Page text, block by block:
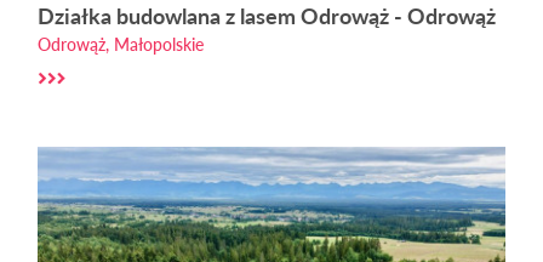
Działka budowlana z lasem Odrowąż - Odrowąż
Odrowąż, Małopolskie